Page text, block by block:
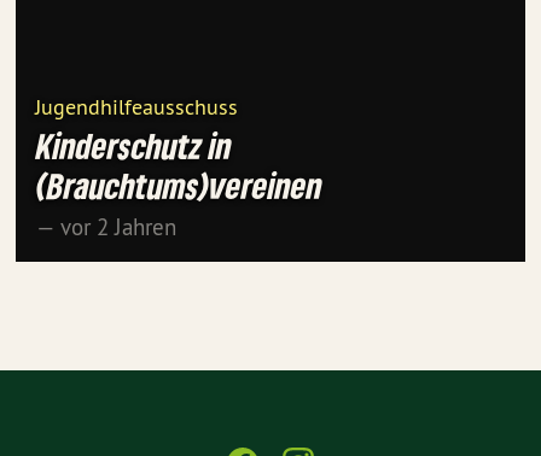
Jugendhilfeausschuss
Kinderschutz in
(Brauchtums)vereinen
— vor 2 Jahren